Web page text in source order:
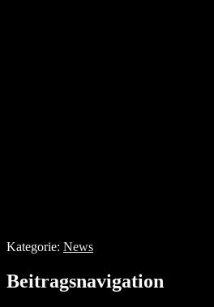
Kategorie: News
Beitragsnavigation